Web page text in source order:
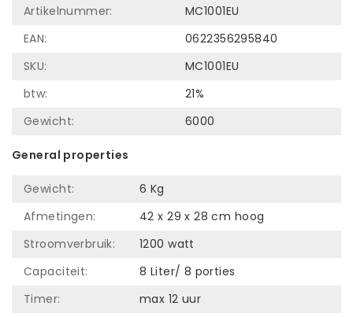
Artikelnummer:
MC1001EU
EAN:
0622356295840
SKU:
MC1001EU
btw:
21%
Gewicht:
6000
General properties
Gewicht:
6 Kg
Afmetingen:
42 x 29 x 28 cm hoog
Stroomverbruik:
1200 watt
Capaciteit:
8 Liter/ 8 porties
Timer:
max 12 uur